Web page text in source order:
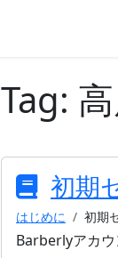
Tag:
初期
はじめに 初期
Barberlyアカ